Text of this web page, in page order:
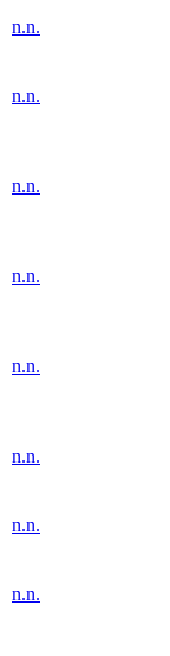
n.n.
n.n.
n.n.
n.n.
n.n.
n.n.
n.n.
n.n.